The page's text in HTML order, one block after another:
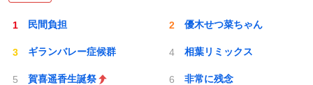
民間負担 優木せつ菜ちゃん
ギランバレー症候群 相葉リミックス
賀喜遥香生誕祭 非常に残念